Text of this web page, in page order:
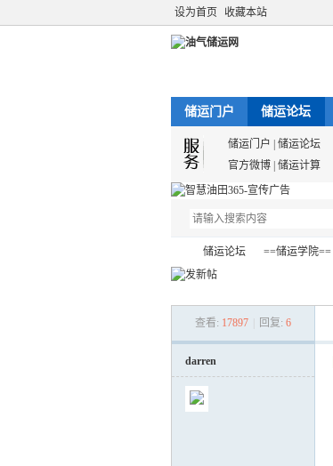
设为首页 收藏本站
储运门户 储运论坛
储运门户 储运论坛
官方微博 储运计算
储运论坛
›
==储运学院==
查看: 17897 回复: 6
darren